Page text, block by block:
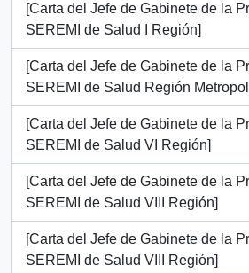
[Carta del Jefe de Gabinete de la
SEREMI de Salud I Región]
[Carta del Jefe de Gabinete de la
SEREMI de Salud Región
[Carta del Jefe de Gabinete de la
SEREMI de Salud VI Región]
[Carta del Jefe de Gabinete de la
SEREMI de Salud VIII Región]
[Carta del Jefe de Gabinete de la
SEREMI de Salud VIII Región]